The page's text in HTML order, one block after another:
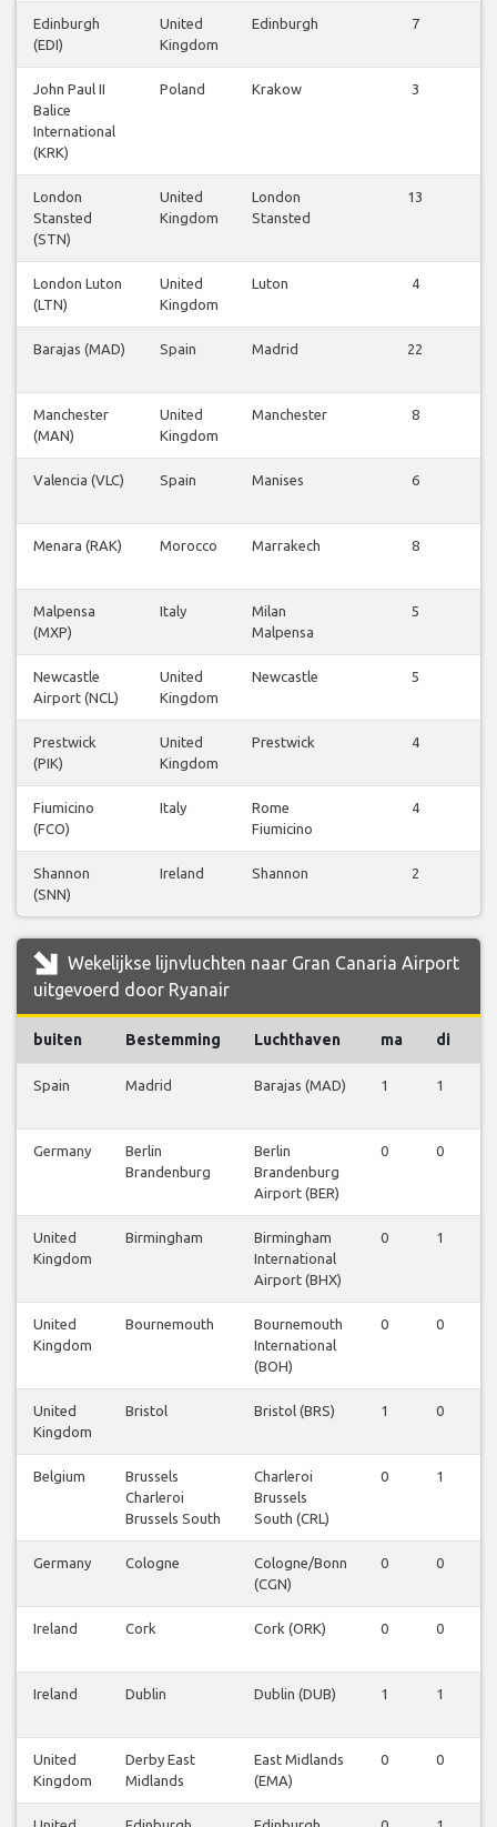
Edinburgh
(EDI)
United
Kingdom
Edinburgh 7
John Paul II
Balice
International
(KRK)
Poland Krakow 3
London
Stansted
(STN)
United
Kingdom
London
Stansted
13
London Luton
(LTN)
United
Kingdom
Luton 4
Barajas (MAD) Spain Madrid 22
Manchester
(MAN)
United
Kingdom
Manchester 8
Valencia (VLC) Spain Manises 6
Menara (RAK) Morocco Marrakech 8
Malpensa
(MXP)
Italy
Milan
Malpensa
5
Newcastle
Airport (NCL)
United
Kingdom
Newcastle 5
Prestwick
(PIK)
United
Kingdom
Prestwick 4
Fiumicino
(FCO)
Italy
Rome
Fiumicino
4
Shannon
(SNN)
Ireland Shannon 2
Wekelijkse lijnvluchten naar Gran Canaria Airport
uitgevoerd door Ryanair
buiten Bestemming Luchthaven ma di
Spain Madrid Barajas (MAD) 1 1
Germany
Berlin
Brandenburg
Berlin
Brandenburg
Airport (BER)
0 0
United
Kingdom
Birmingham
Birmingham
International
Airport (BHX)
0 1
United
Kingdom
Bournemouth
Bournemouth
International
(BOH)
0 0
United
Kingdom
Bristol Bristol (BRS) 1 0
Belgium
Brussels
Charleroi
Brussels South
Charleroi
Brussels
South (CRL)
0 1
Germany Cologne
Cologne/Bonn
(CGN)
0 0
Ireland Cork Cork (ORK) 0 0
Ireland Dublin Dublin (DUB) 1 1
United
Kingdom
Derby East
Midlands
East Midlands
(EMA)
0 0